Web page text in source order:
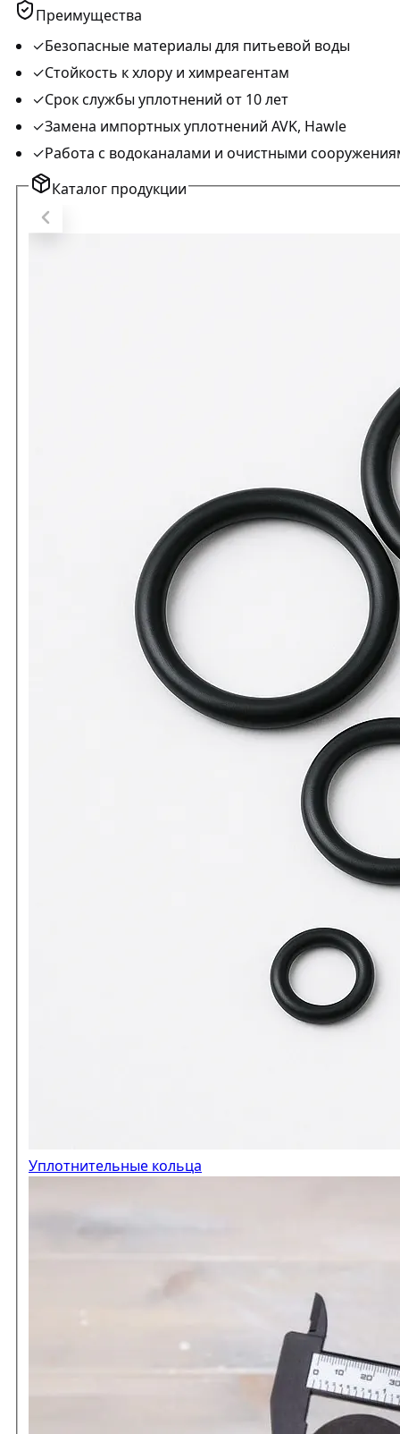
Преимущества
✓Безопасные материалы для питьевой воды
✓Стойкость к хлору и химреагентам
✓Срок службы уплотнений от 10 лет
✓Замена импортных уплотнений AVK, Hawle
✓Работа с водоканалами и очистными
Каталог продукции
Уплотнительные кольца